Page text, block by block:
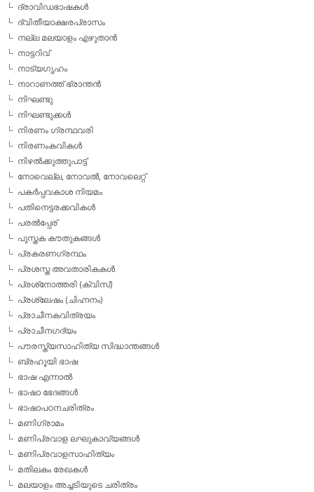
ദ്രാവിഡഭാഷകള്‍
ദ്വിതീയാക്ഷരപ്രാസം
നല്ല മലയാളം എഴുതാന്‍
നാട്ടറിവ്
നാട്യഗൃഹം
നാറാണത്ത് ഭ്രാന്തന്‍
നിഘണ്ടു
നിഘണ്ടുക്കള്‍
നിരണം ഗ്രന്ഥവരി
നിരണംകവികള്‍
നിഴല്‍ക്കുത്തുപാട്ട്
നോവെല്ല, നോവല്‍, നോവലെറ്റ്
പകര്‍പ്പവകാശ നിയമം
പതിനെട്ടരക്കവികള്‍
പരല്‍പ്പേര്
പുസ്തക കൗതുകങ്ങള്‍
പ്രകരണഗ്രന്ഥം
പ്രശസ്ത അവതാരികകള്‍
പ്രശ്‌നോത്തരി (ക്വിസ്)
പ്രശ്ലേഷം (ചിഹ്നനം)
പ്രാചീനകവിത്രയം
പ്രാചീനഗദ്യം
പൗരസ്ത്യസാഹിത്യ സിദ്ധാന്തങ്ങള്‍
ബ്രഹൂയി ഭാഷ
ഭാഷ എന്നാല്‍
ഭാഷാ ഭേദങ്ങള്‍
ഭാഷാപഠനചരിത്രം
മണിഗ്രാമം
മണിപ്രവാള ലഘുകാവ്യങ്ങള്‍
മണിപ്രവാളസാഹിത്യം
മതിലകം രേഖകള്‍
മലയാളം അച്ചടിയുടെ ചരിത്രം